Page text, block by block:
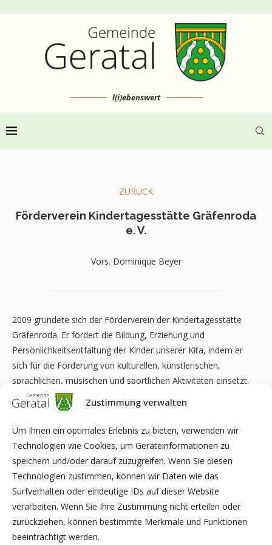
Zustimmung verwalten
Um Ihnen ein optimales Erlebnis zu bieten, verwenden wir
Technologien wie Cookies, um Geräteinformationen zu
speichern und/oder darauf zuzugreifen. Wenn Sie diesen
Technologien zustimmen, können wir Daten wie das
Surfverhalten oder eindeutige IDs auf dieser Website
verarbeiten. Wenn Sie Ihre Zustimmung nicht erteilen oder
zurückziehen, können bestimmte Merkmale und Funktionen
beeinträchtigt werden.
l(i)ebenswert
ZURÜCK
Förderverein Kindertagesstätte Gräfenroda
e. V.
Vors. Dominique Beyer
2009 gründete sich der Förderverein der Kindertagesstätte
Gräfenroda. Er fördert die Bildung, Erziehung und
Persönlichkeitsentfaltung der Kinder unserer Kita, indem er
sich für die Förderung von kulturellen, künstlerischen,
sprachlichen, musischen und sportlichen Aktivitäten einsetzt.
Auch unterstützt uns der Förderverein jederzeit bei spontan
benötigten Anschaffungen sowie bei länger geplanten großen
Investitionen und Projekten.
Die benötigten Mittel erwirkt der Verein durch Veranstaltungen,
Spenden jeglicher Art und sonstige Zuwendungen und
Einnahmen. Es werden keine Mitgliedsbeiträge erhoben.
Mitglied des Vereins kann jede vollgeschäftsfähige natürliche
und jede juristische Person werden.